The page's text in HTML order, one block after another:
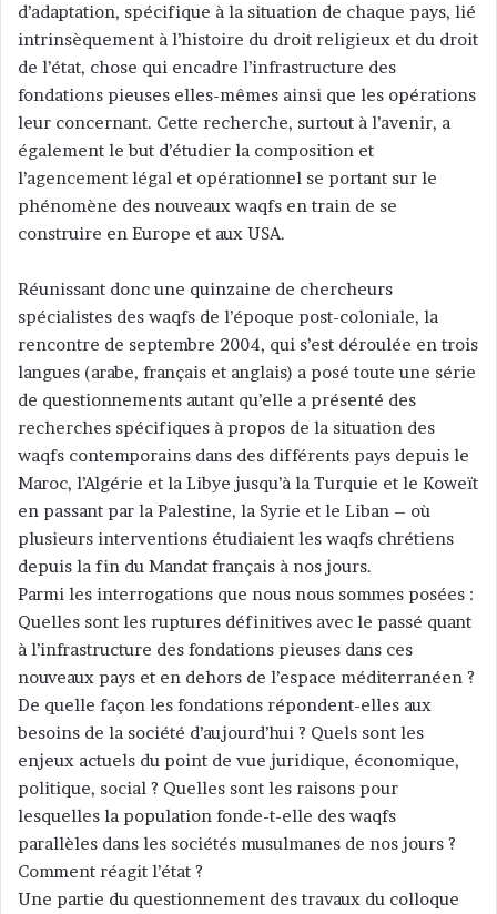
d’adaptation, spécifique à la situation de chaque pays, lié
intrinsèquement à l’histoire du droit religieux et du droit
de l’état, chose qui encadre l’infrastructure des
fondations pieuses elles-mêmes ainsi que les opérations
leur concernant. Cette recherche, surtout à l’avenir, a
également le but d’étudier la composition et
l’agencement légal et opérationnel se portant sur le
phénomène des nouveaux waqfs en train de se
construire en Europe et aux USA.
Réunissant donc une quinzaine de chercheurs
spécialistes des waqfs de l’époque post-coloniale, la
rencontre de septembre 2004, qui s’est déroulée en trois
langues (arabe, français et anglais) a posé toute une série
de questionnements autant qu’elle a présenté des
recherches spécifiques à propos de la situation des
waqfs contemporains dans des différents pays depuis le
Maroc, l’Algérie et la Libye jusqu’à la Turquie et le Koweït
en passant par la Palestine, la Syrie et le Liban – où
plusieurs interventions étudiaient les waqfs chrétiens
depuis la fin du Mandat français à nos jours.
Parmi les interrogations que nous nous sommes posées :
Quelles sont les ruptures définitives avec le passé quant
à l’infrastructure des fondations pieuses dans ces
nouveaux pays et en dehors de l’espace méditerranéen ?
De quelle façon les fondations répondent-elles aux
besoins de la société d’aujourd’hui ? Quels sont les
enjeux actuels du point de vue juridique, économique,
politique, social ? Quelles sont les raisons pour
lesquelles la population fonde-t-elle des waqfs
parallèles dans les sociétés musulmanes de nos jours ?
Comment réagit l’état ?
Une partie du questionnement des travaux du colloque